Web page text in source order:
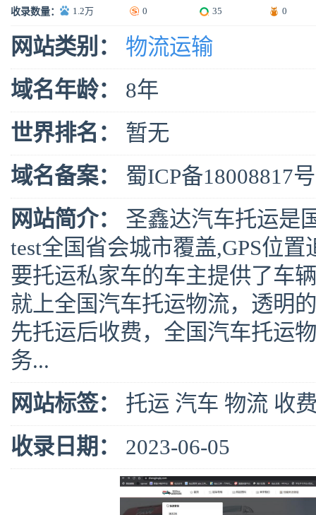
收录数量： 1.2万 0 35 0
网站类别：
物流运输
域名年龄：
8年
世界排名：
暂无
域名备案：
蜀ICP备18008817
网站简介：
圣鑫达汽车托运是
test全国省会城市覆盖,GPS位
要托运私家车的车主提供了车
就上全国汽车托运物流，透明
先托运后收费，全国汽车托运
务...
网站标签：
托运 汽车 物流 收
收录日期：
2023-06-05